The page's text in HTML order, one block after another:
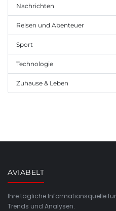
Nachrichten
Reisen und Abenteuer
Sport
Technologie
Zuhause & Leben
AVIABELT
Ihre tägliche Informationsquelle
Trends und Analysen.